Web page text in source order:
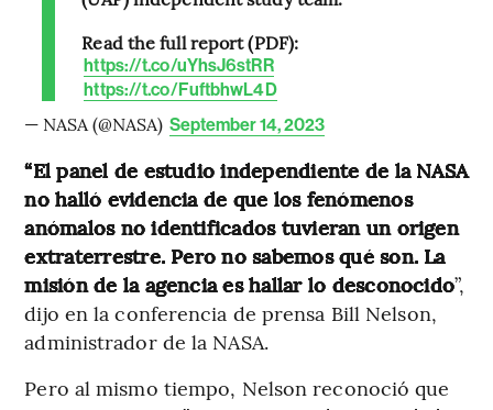
Read the full report (PDF):
https://t.co/uYhsJ6stRR
https://t.co/FuftbhwL4D
— NASA (@NASA) September 14, 2023
“El panel de estudio independiente de la NASA
no halló evidencia de que los fenómenos
anómalos no identificados tuvieran un origen
extraterrestre. Pero no sabemos qué son. La
misión de la agencia es hallar lo desconocido”,
dijo en la conferencia de prensa Bill Nelson,
administrador de la NASA.
Pero al mismo tiempo, Nelson reconoció que